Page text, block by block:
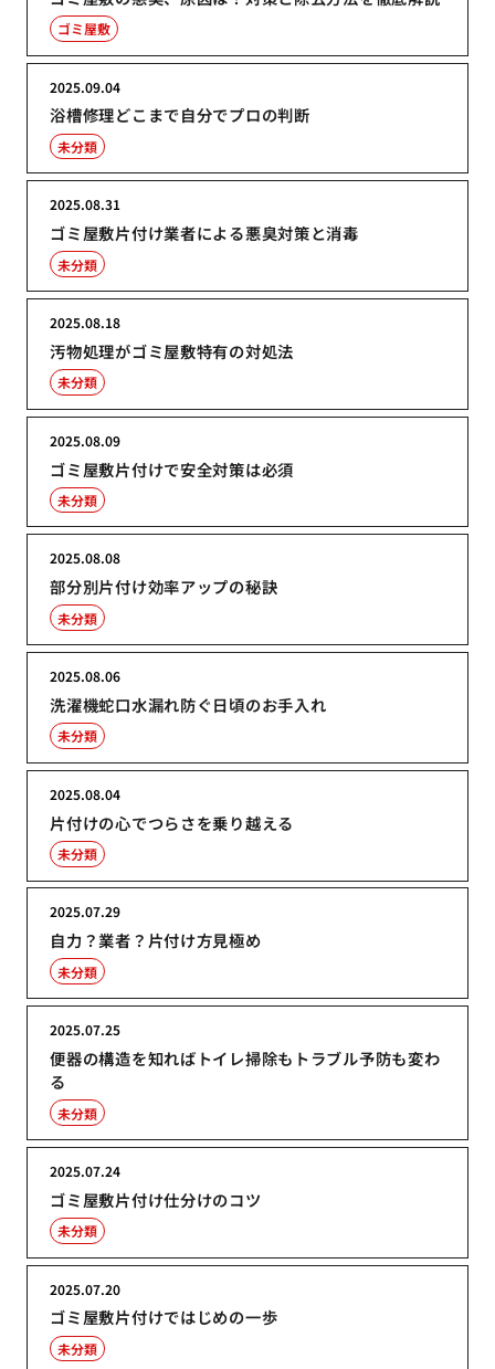
ゴミ屋敷
浴槽修理どこまで自分でプロの判断
2025.09.04
未分類
ゴミ屋敷片付け業者による悪臭対策と消毒
2025.08.31
未分類
汚物処理がゴミ屋敷特有の対処法
2025.08.18
未分類
ゴミ屋敷片付けで安全対策は必須
2025.08.09
未分類
部分別片付け効率アップの秘訣
2025.08.08
未分類
洗濯機蛇口水漏れ防ぐ日頃のお手入れ
2025.08.06
未分類
片付けの心でつらさを乗り越える
2025.08.04
未分類
自力？業者？片付け方見極め
2025.07.29
未分類
便器の構造を知ればトイレ掃除もトラブル予防も変わ
る
2025.07.25
未分類
ゴミ屋敷片付け仕分けのコツ
2025.07.24
未分類
ゴミ屋敷片付けではじめの一歩
2025.07.20
未分類